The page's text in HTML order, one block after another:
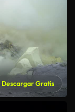
Descargar Gratis